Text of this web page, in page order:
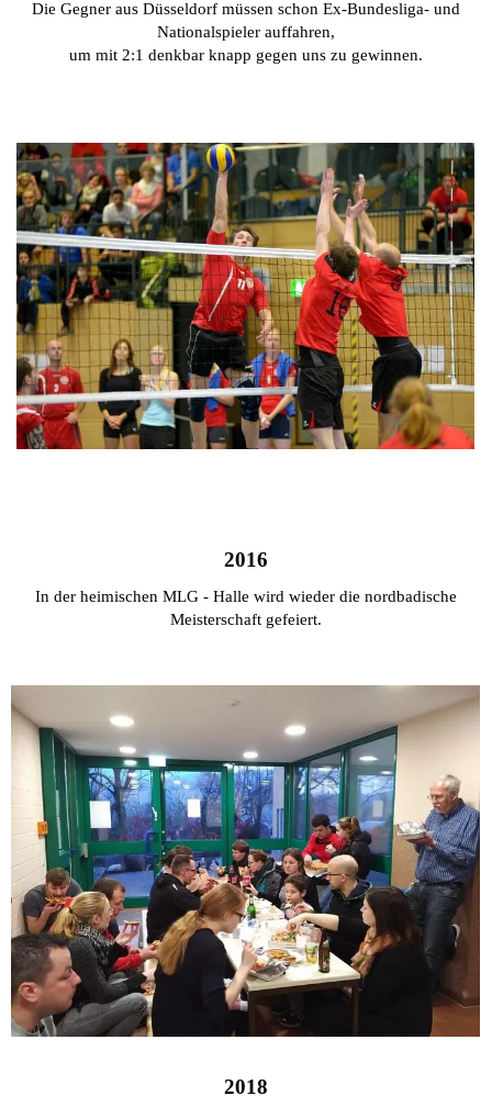
Die Gegner aus Düsseldorf müssen schon Ex-Bundesliga- und
Nationalspieler auffahren,
um mit 2:1 denkbar knapp gegen uns zu gewinnen.
2016
In der heimischen MLG - Halle wird wieder die nordbadische
Meisterschaft gefeiert.
2018